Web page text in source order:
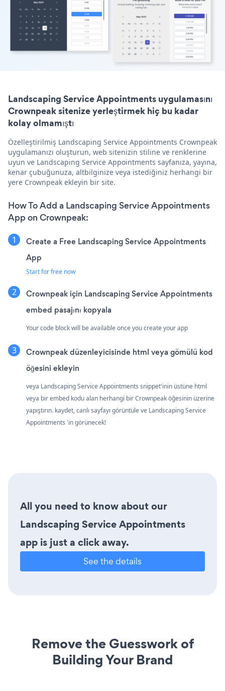
Landscaping Service Appointments uygulamasını
Crownpeak sitenize yerleştirmek hiç bu kadar
kolay olmamıştı
Özelleştirilmiş Landscaping Service Appointments Crownpeak
uygulamanızı oluşturun, web sitenizin stiline ve renklerine
uyun ve Landscaping Service Appointments sayfanıza, yayına,
kenar çubuğunuza, altbilginize veya istediğiniz herhangi bir
yere Crownpeak ekleyin bir site.
How To Add a Landscaping Service Appointments
App on Crownpeak:
Create a Free Landscaping Service Appointments
App
Start for free now
Crownpeak için Landscaping Service Appointments
embed pasajını kopyala
Your code block will be available once you create your app
Crownpeak düzenleyicisinde html veya gömülü kod
öğesini ekleyin
veya Landscaping Service Appointments snippet'inin üstüne html
veya bir embed kodu alan herhangi bir Crownpeak öğesinin üzerine
yapıştırın. kaydet, canlı sayfayı görüntüle ve Landscaping Service
Appointments 'in görünecek!
All you need to know about our
Landscaping Service Appointments
app is just a click away.
See the details
Remove the Guesswork of
Building Your Brand